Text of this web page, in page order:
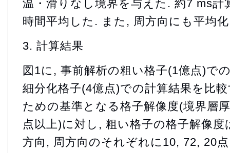
温・滑りなし境界を与えた. 約7 ms計
時間平均した. また, 周方向にも平均
3. 計算結果
図1に, 事前解析の粗い格子(1億点)で
細分化格子(4億点)での計算結果を比
ための基準となる格子解像度(境界層
点以上)に対し, 粗い格子の格子解像
方向, 周方向のそれぞれに10, 72, 20